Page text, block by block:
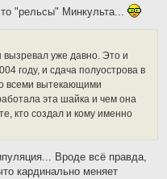
"рельсы" Минкульта...
уже давно. Это и
году, и сдача полуострова в
всеми вытекающими
эта шайка и чем она
кто создал и кому именно
Вроде всё правда,
кардинально меняет